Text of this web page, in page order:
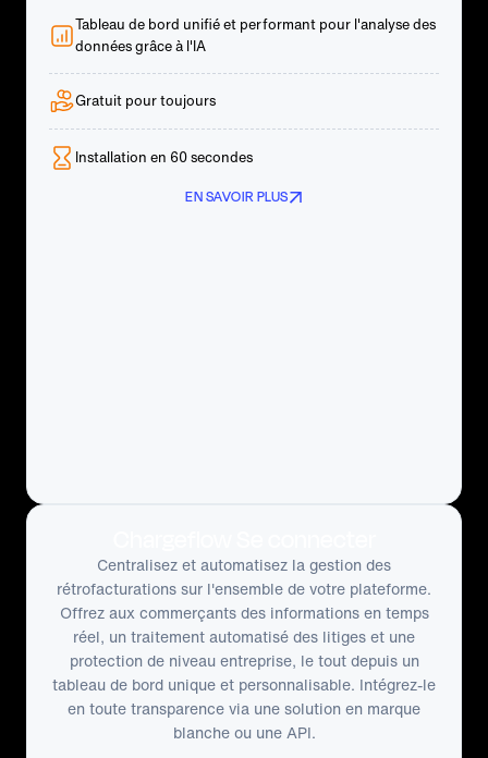
Tableau de bord unifié et performant pour l'analyse des
données grâce à l'IA
Gratuit pour toujours
Installation en 60 secondes
EN SAVOIR PLUS
Centralisez et automatisez la gestion des
rétrofacturations sur l'ensemble de votre plateforme.
Offrez aux commerçants des informations en temps
réel, un traitement automatisé des litiges et une
protection de niveau entreprise, le tout depuis un
tableau de bord unique et personnalisable. Intégrez-le
en toute transparence via une solution en marque
blanche ou une API.